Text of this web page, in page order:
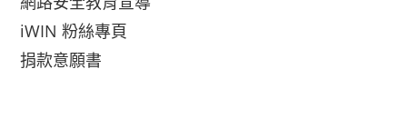
iWIN 粉絲專頁
捐款意願書